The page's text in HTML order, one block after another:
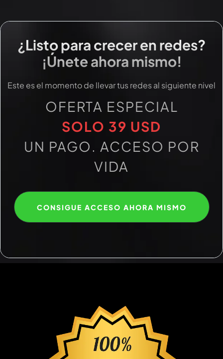
¿Listo para crecer en redes?
¡Únete ahora mismo!
Este es el momento de llevar tus redes al siguiente nivel
OFERTA ESPECIAL
SOLO 39 USD
UN PAGO. ACCESO POR
VIDA
CONSIGUE ACCESO AHORA MISMO